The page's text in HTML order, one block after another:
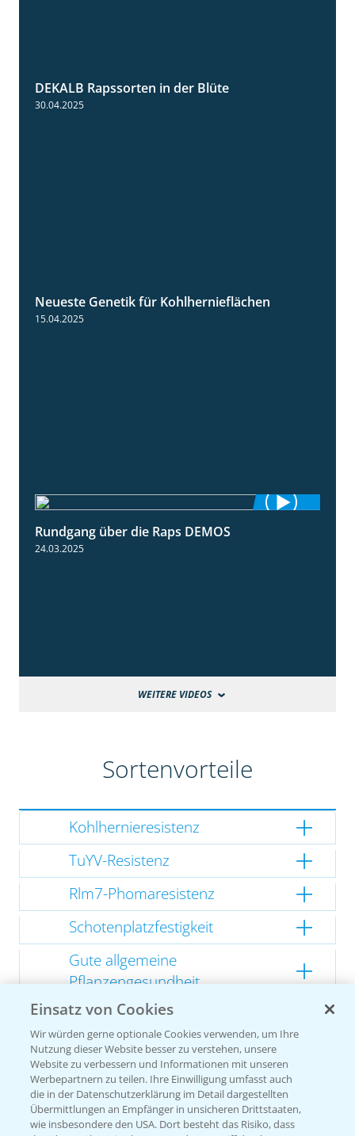
DEKALB Rapssorten in der Blüte
Neueste Genetik für Kohlhernieflächen
Rundgang über die Raps DEMOS
24.03.2025
WEITERE VIDEOS
Sortenvorteile
Kohlhernieresistenz
TuYV-Resistenz
Rlm7-Phomaresistenz
Schotenplatzfestigkeit
Gute allgemeine
Pflanzengesundheit
Kompakte Herbstentwicklung
Empfehlungen
Einsatz von Cookies
Wir würden gerne optionale Cookies verwenden, um Ihre
Nutzung dieser Website besser zu verstehen, unsere
Website zu verbessern und Informationen mit unseren
Werbepartnern zu teilen. Ihre Einwilligung umfasst auch
die in der Datenschutzerklärung im Detail dargestellten
Übermittlungen an Empfänger in unsicheren Drittstaaten,
wie insbesondere den USA. Dort besteht das Risiko, dass